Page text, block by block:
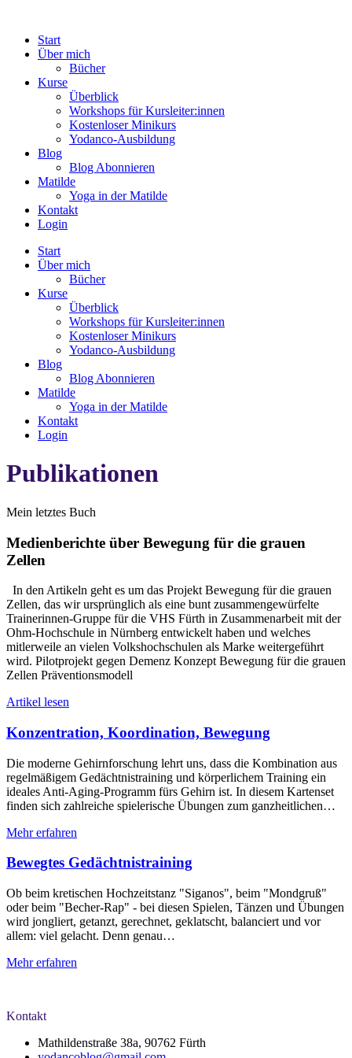
Start
Über mich
Bücher
Kurse
Überblick
Workshops für Kursleiter:innen
Kostenloser Minikurs
Yodanco-Ausbildung
Blog
Blog Abonnieren
Matilde
Yoga in der Matilde
Kontakt
Login
Start
Über mich
Bücher
Kurse
Überblick
Workshops für Kursleiter:innen
Kostenloser Minikurs
Yodanco-Ausbildung
Blog
Blog Abonnieren
Matilde
Yoga in der Matilde
Kontakt
Login
Publikationen
Mein letztes Buch
Medienberichte über Bewegung für die grauen
Zellen
In den Artikeln geht es um das Projekt Bewegung für die grauen
Zellen, das wir ursprünglich als eine bunt zusammengewürfelte
Trainerinnen-Gruppe für die VHS Fürth in Zusammenarbeit mit der
Ohm-Hochschule in Nürnberg entwickelt haben und welches
mitlerweile an vielen Volkshochschulen als Marke weitergeführt
wird. Pilotprojekt gegen Demenz Konzept Bewegung für die grauen
Zellen Präventionsmodell
Artikel lesen
Konzentration, Koordination, Bewegung
Die moderne Gehirnforschung lehrt uns, dass die Kombination aus
regelmäßigem Gedächtnistraining und körperlichem Training ein
ideales Anti-Aging-Programm fürs Gehirn ist. In diesem Kartenset
finden sich zahlreiche spielerische Übungen zum ganzheitlichen…
Mehr erfahren
Bewegtes Gedächtnistraining
Ob beim kretischen Hochzeitstanz "Siganos", beim "Mondgruß"
oder beim "Becher-Rap" - bei diesen Spielen, Tänzen und Übungen
wird jongliert, getanzt, gerechnet, geklatscht, balanciert und vor
allem: viel gelacht. Denn genau…
Mehr erfahren
Kontakt
Mathildenstraße 38a, 90762 Fürth